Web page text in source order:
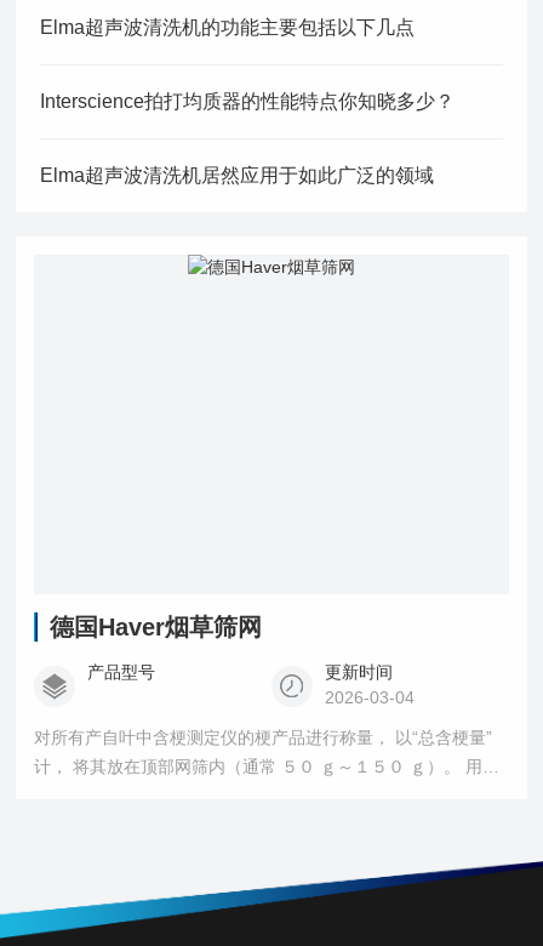
Elma超声波清洗机的功能主要包括以下几点
Interscience拍打均质器的性能特点你知晓多少？
Elma超声波清洗机居然应用于如此广泛的领域
德国Haver烟草筛网
产品型号
更新时间
2026-03-04
对所有产自叶中含梗测定仪的梗产品进行称量， 以“总含梗量”
计， 将其放在顶部网筛内（通常 ５０ ｇ～１５０ ｇ）。 用从